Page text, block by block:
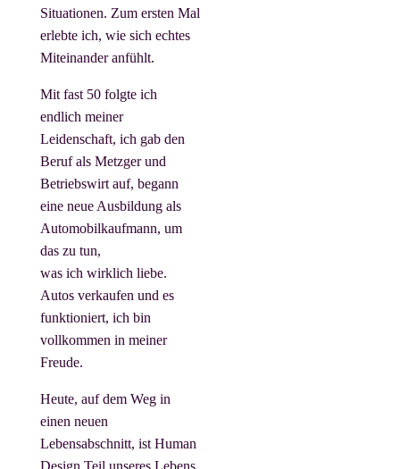
Situationen. Zum ersten Mal
erlebte ich, wie sich echtes
Miteinander anfühlt.
Mit fast 50 folgte ich
endlich meiner
Leidenschaft, ich gab den
Beruf als Metzger und
Betriebswirt auf, begann
eine neue Ausbildung als
Automobilkaufmann, um
das zu tun,
was ich wirklich liebe.
Autos verkaufen und es
funktioniert, ich bin
vollkommen in meiner
Freude.
Heute, auf dem Weg in
einen neuen
Lebensabschnitt, ist Human
Design Teil unseres Lebens